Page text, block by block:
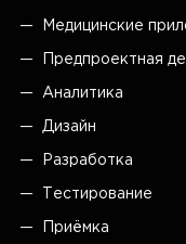
Медицинские
Предпроектная
Аналитика
Дизайн
Разработка
Тестирование
Приёмка